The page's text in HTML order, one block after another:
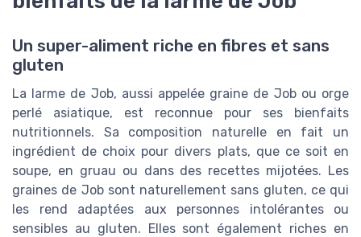
Un super-aliment riche en fibres et sans
gluten
La larme de Job, aussi appelée graine de Job ou orge
perlé asiatique, est reconnue pour ses bienfaits
nutritionnels. Sa composition naturelle en fait un
ingrédient de choix pour divers plats, que ce soit en
soupe, en gruau ou dans des recettes mijotées. Les
graines de Job sont naturellement sans gluten, ce qui
les rend adaptées aux personnes intolérantes ou
sensibles au gluten. Elles sont également riches en